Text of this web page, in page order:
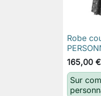
Robe
165,00 €
Sur